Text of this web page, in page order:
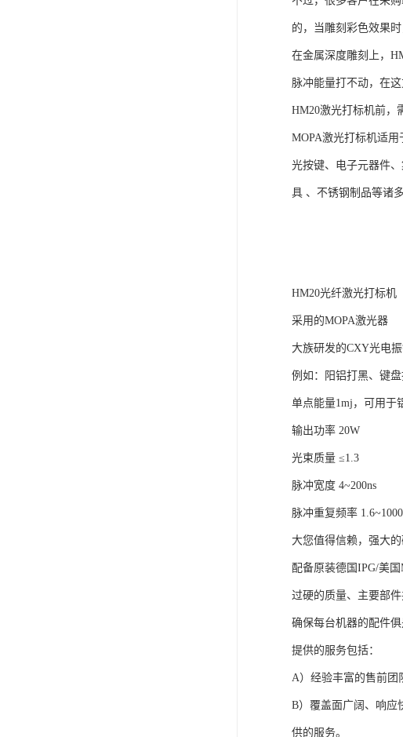
的，当雕刻彩色效果
在金属深度雕刻上，
脉冲能量打不动，在
HM20激光打标机前，
MOPA激光打标机适
光按键、电子元器件
具 、不锈钢制品等诸多
HM20光纤激光打标机
采用的MOPA激光器
大族研发的CXY光电
例如：阳铝打黑、键
单点能量1mj，可用于
输出功率 20W
光束质量 ≤1.3
脉冲宽度 4~200ns
脉冲重复频率
大您值得信赖，强大
配备原装德国IPG/美国
过硬的质量、主要部件
确保每台机器的配件
提供的服务包括：
A）经验丰富的售前团
B）覆盖面广阔、响应
供的服务。